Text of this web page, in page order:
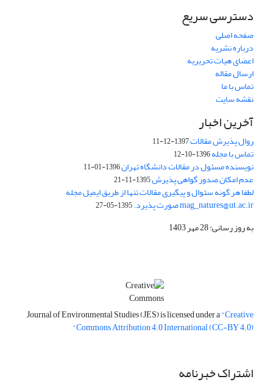
دسترسی سریع
صفحه اصلی
درباره نشریه
اعضای هیات تحریریه
ارسال مقاله
تماس با ما
نقشه سایت
آخرین اخبار
روال پذیرش مقالات1397-12-11
تماس با مجله1396-10-12
نویسنده مسئول در مقالات دانشگاه تهران1396-01-11
عدم امکان صدور گواهی پذیرش1395-11-21
لطفا هر گونه سئوال و پیگیری مقالات تنها از طریق ایمیل مجله
mag_natures@ut.ac.ir صورت پذیرد. 1395-05-27
به روز رسانی: 28 مهر 1403
Journal of Environmental Studies (JES) is licensed under a"Creative
Commons Attribution 4.0 International (CC-BY 4.0)"
اشتراک خبرنامه